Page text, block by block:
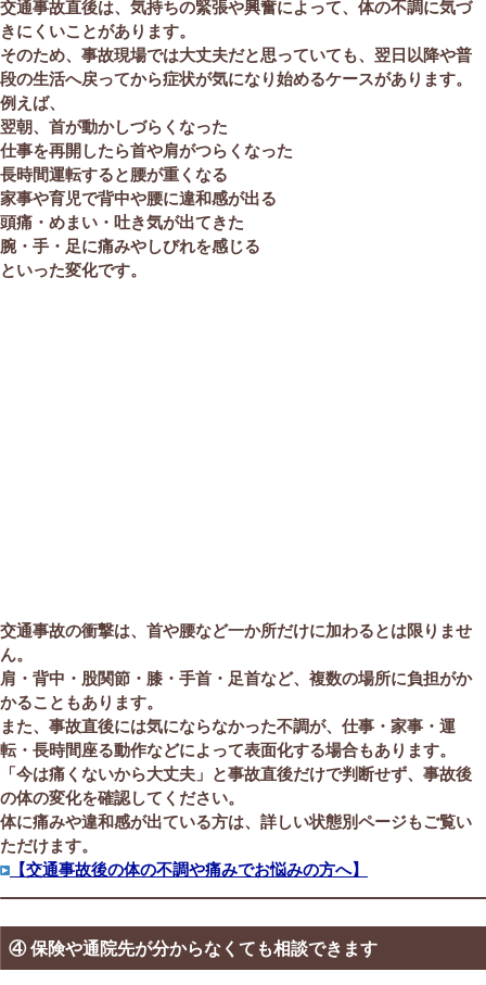
交通事故直後は、気持ちの緊張や興奮によって、体の不調に気づ
きにくいことがあります。
そのため、事故現場では大丈夫だと思っていても、翌日以降や普
段の生活へ戻ってから症状が気になり始めるケースがあります。
例えば、
翌朝、首が動かしづらくなった
仕事を再開したら首や肩がつらくなった
長時間運転すると腰が重くなる
家事や育児で背中や腰に違和感が出る
頭痛・めまい・吐き気が出てきた
腕・手・足に痛みやしびれを感じる
といった変化です。
交通事故の衝撃は、首や腰など一か所だけに加わるとは限りませ
ん。
肩・背中・股関節・膝・手首・足首など、複数の場所に負担がか
かることもあります。
また、事故直後には気にならなかった不調が、仕事・家事・運
転・長時間座る動作などによって表面化する場合もあります。
「今は痛くないから大丈夫」と事故直後だけで判断せず、事故後
の体の変化を確認してください。
体に痛みや違和感が出ている方は、詳しい状態別ページもご覧い
ただけます。
【交通事故後の体の不調や痛みでお悩みの方へ】
④ 保険や通院先が分からなくても相談できます